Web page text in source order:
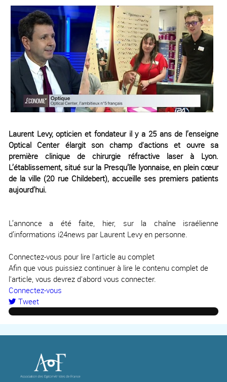
Laurent Levy, opticien et fondateur il y a 25 ans de l’enseigne
Optical Center élargit son champ d'actions et ouvre sa
première clinique de chirurgie réfractive laser à Lyon.
L’établissement, situé sur la Presqu’île lyonnaise, en plein cœur
de la ville (20 rue Childebert), accueille ses premiers patients
aujourd’hui.
L’annonce a été faite, hier, sur la chaîne israélienne
d’informations i24news par Laurent Levy en personne.
Connectez-vous pour lire l'article au complet
Afin que vous puissiez continuer à lire le contenu complet de
l'article, vous devrez d'abord vous connecter.
Connectez-vous
Tweet
pinterest